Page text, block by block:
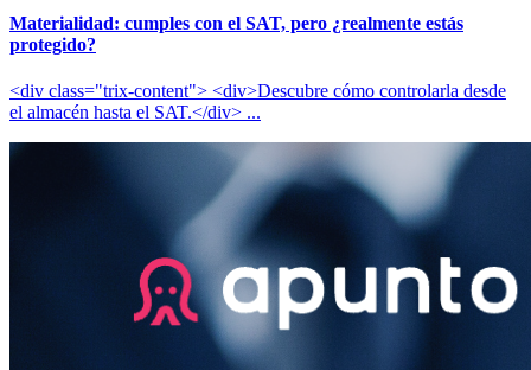
Materialidad: cumples con el SAT, pero ¿realmente estás
protegido?
<div class="trix-content"> <div>Descubre cómo controlarla desde
el almacén hasta el SAT.</div> ...